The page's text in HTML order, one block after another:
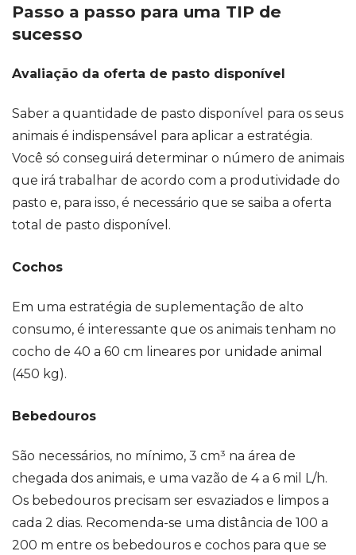
Passo a passo para uma TIP de
sucesso
Avaliação da oferta de pasto disponível
Saber a quantidade de pasto disponível para os seus
animais é indispensável para aplicar a estratégia.
Você só conseguirá determinar o número de animais
que irá trabalhar de acordo com a produtividade do
pasto e, para isso, é necessário que se saiba a oferta
total de pasto disponível.
Cochos
Em uma estratégia de suplementação de alto
consumo, é interessante que os animais tenham no
cocho de 40 a 60 cm lineares por unidade animal
(450 kg).
Bebedouros
São necessários, no mínimo, 3 cm³ na área de
chegada dos animais, e uma vazão de 4 a 6 mil L/h.
Os bebedouros precisam ser esvaziados e limpos a
cada 2 dias. Recomenda-se uma distância de 100 a
200 m entre os bebedouros e cochos para que se